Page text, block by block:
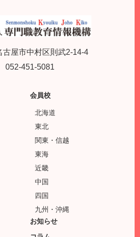
古屋市中村区則武2-14-4
052-451-5081
会員校
北海道
東北
関東・信越
東海
近畿
中国
四国
九州・沖縄
お知らせ